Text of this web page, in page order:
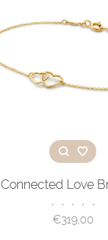
Connected Love
• • • • •
€319,00